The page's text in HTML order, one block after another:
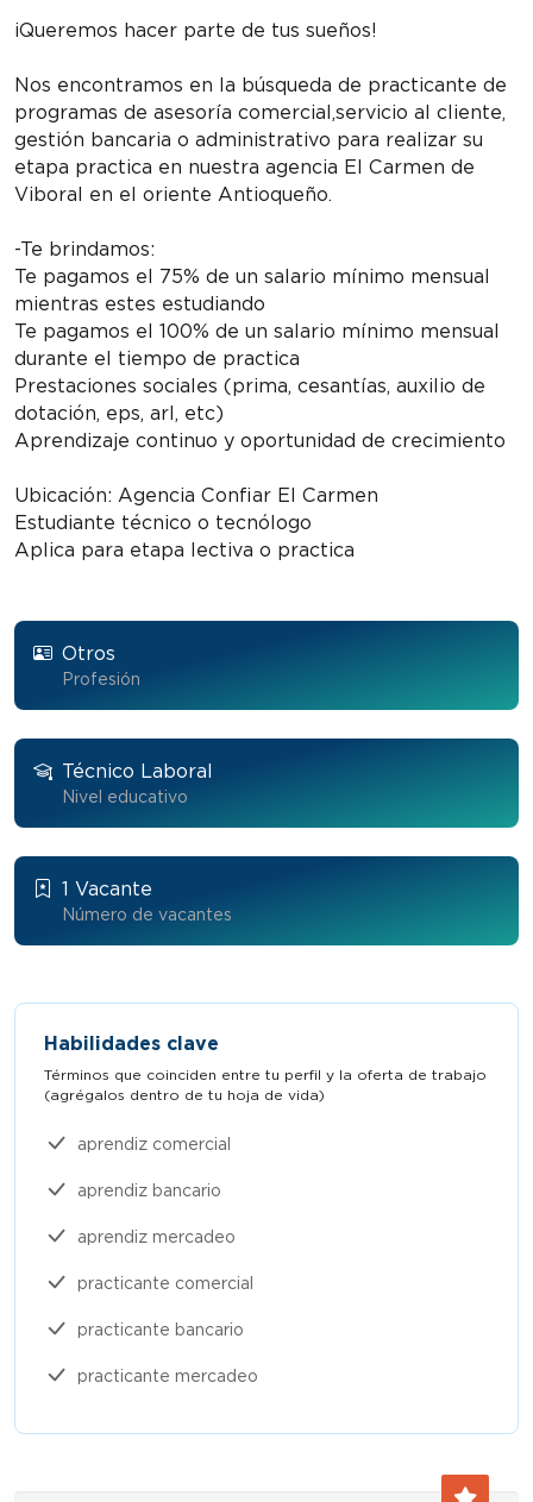
¡Queremos hacer parte de tus sueños!
Nos encontramos en la búsqueda de practicante de
programas de asesoría comercial,servicio al cliente,
gestión bancaria o administrativo para realizar su
etapa practica en nuestra agencia El Carmen de
Viboral en el oriente Antioqueño.
-Te brindamos:
Te pagamos el 75% de un salario mínimo mensual
mientras estes estudiando
Te pagamos el 100% de un salario mínimo mensual
durante el tiempo de practica
Prestaciones sociales (prima, cesantías, auxilio de
dotación, eps, arl, etc)
Aprendizaje continuo y oportunidad de crecimiento
Ubicación: Agencia Confiar El Carmen
Estudiante técnico o tecnólogo
Aplica para etapa lectiva o practica
Otros
Profesión
Técnico Laboral
Nivel educativo
1 Vacante
Número de vacantes
Habilidades clave
Términos que coinciden entre tu perfil y la oferta de trabajo
(agrégalos dentro de tu hoja de vida)​
aprendiz comercial
aprendiz bancario
aprendiz mercadeo
practicante comercial
practicante bancario
practicante mercadeo